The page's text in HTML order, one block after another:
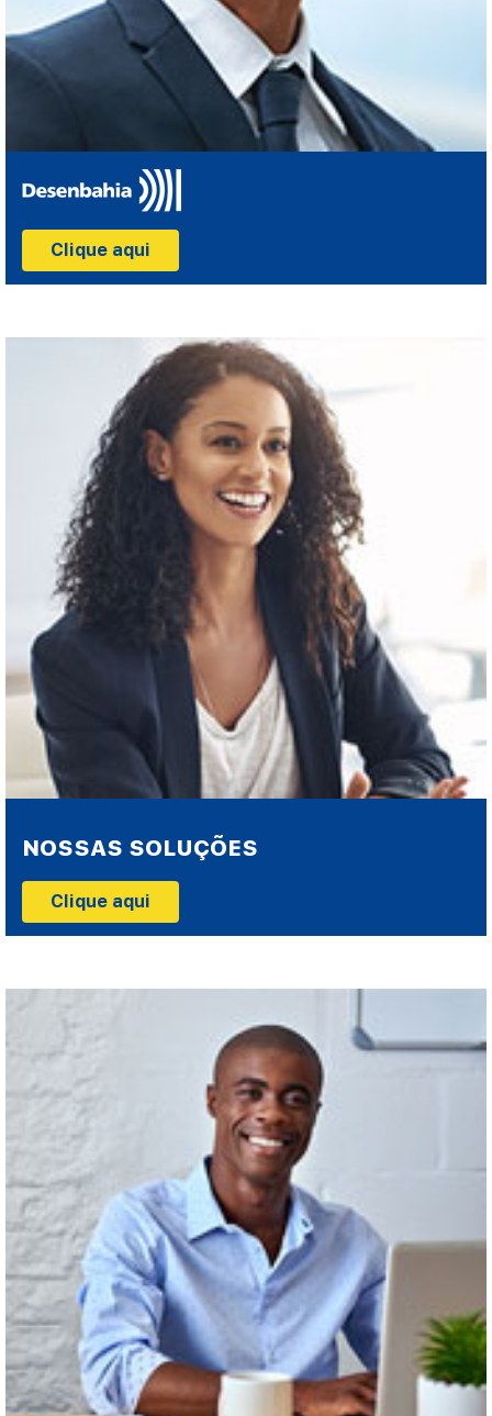
Clique aqui
NOSSAS SOLUÇÕES
Clique aqui